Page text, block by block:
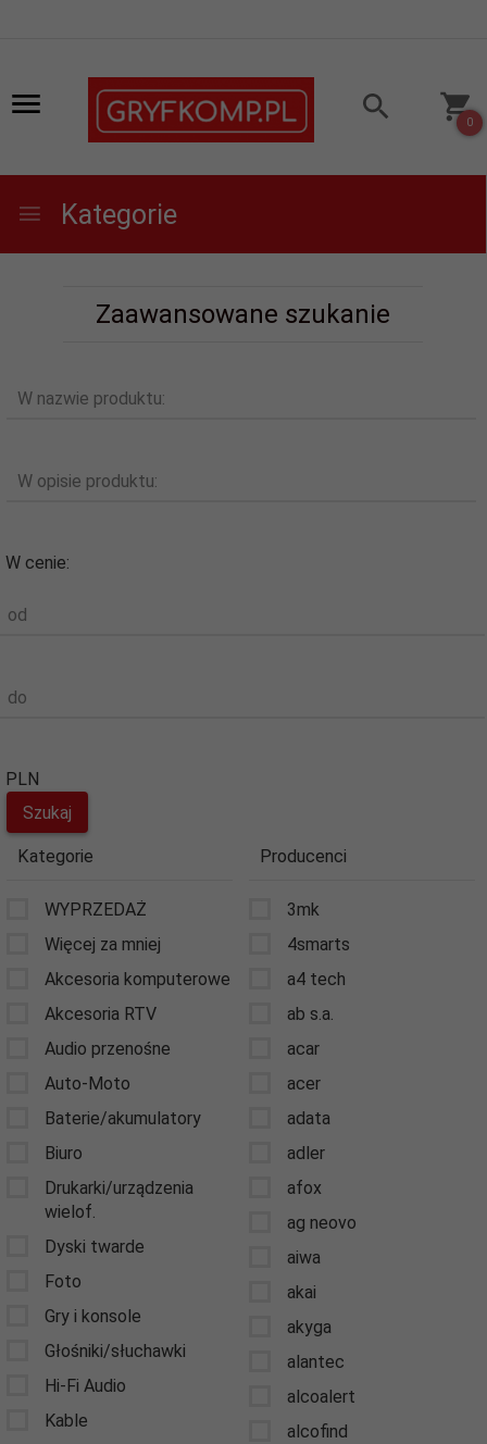
0
Kategorie
Zaawansowane szukanie
W nazwie produktu:
W opisie produktu:
W cenie:
od
do
PLN
Kategorie
WYPRZEDAŻ
Więcej za mniej
Akcesoria komputerowe
Akcesoria RTV
Audio przenośne
Auto-Moto
Baterie/akumulatory
Biuro
Drukarki/urządzenia
wielof.
Dyski twarde
Foto
Gry i konsole
Głośniki/słuchawki
Hi-Fi Audio
Kable
Producenci
3mk
4smarts
a4 tech
ab s.a.
acar
acer
adata
adler
afox
ag neovo
aiwa
akai
akyga
alantec
alcoalert
alcofind